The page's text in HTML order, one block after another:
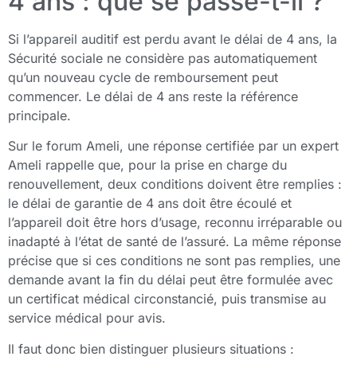
Si l’appareil auditif est perdu avant le délai de 4 ans, la
Sécurité sociale ne considère pas automatiquement
qu’un nouveau cycle de remboursement peut
commencer. Le délai de 4 ans reste la référence
principale.
Sur le forum Ameli, une réponse certifiée par un expert
Ameli rappelle que, pour la prise en charge du
renouvellement, deux conditions doivent être remplies :
le délai de garantie de 4 ans doit être écoulé et
l’appareil doit être hors d’usage, reconnu irréparable ou
inadapté à l’état de santé de l’assuré. La même réponse
précise que si ces conditions ne sont pas remplies, une
demande avant la fin du délai peut être formulée avec
un certificat médical circonstancié, puis transmise au
service médical pour avis.
Il faut donc bien distinguer plusieurs situations :